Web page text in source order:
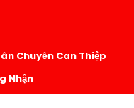
Chuyên Can Thiệp
Nhận